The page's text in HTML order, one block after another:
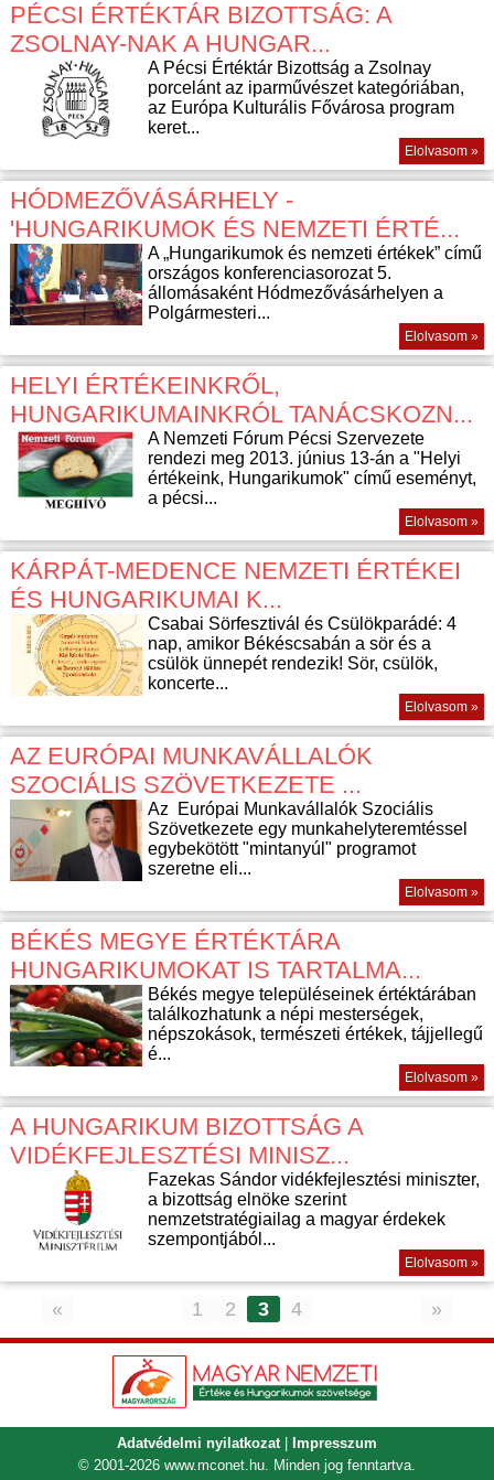
PÉCSI ÉRTÉKTÁR BIZOTTSÁG: A
ZSOLNAY-NAK A HUNGAR...
A Pécsi Értéktár Bizottság a Zsolnay
porcelánt az iparművészet kategóriában,
az Európa Kulturális Fővárosa program
keret...
Elolvasom »
HÓDMEZŐVÁSÁRHELY -
'HUNGARIKUMOK ÉS NEMZETI ÉRTÉ...
A „Hungarikumok és nemzeti értékek” című
országos konferenciasorozat 5.
állomásaként Hódmezővásárhelyen a
Polgármesteri...
Elolvasom »
HELYI ÉRTÉKEINKRŐL,
HUNGARIKUMAINKRÓL TANÁCSKOZN...
A Nemzeti Fórum Pécsi Szervezete
rendezi meg 2013. június 13-án a "Helyi
értékeink, Hungarikumok" című eseményt,
a pécsi...
Elolvasom »
KÁRPÁT-MEDENCE NEMZETI ÉRTÉKEI
ÉS HUNGARIKUMAI K...
Csabai Sörfesztivál és Csülökparádé: 4
nap, amikor Békéscsabán a sör és a
csülök ünnepét rendezik! Sör, csülök,
koncerte...
Elolvasom »
AZ EURÓPAI MUNKAVÁLLALÓK
SZOCIÁLIS SZÖVETKEZETE ...
Az Európai Munkavállalók Szociális
Szövetkezete egy munkahelyteremtéssel
egybekötött "mintanyúl" programot
szeretne eli...
Elolvasom »
BÉKÉS MEGYE ÉRTÉKTÁRA
HUNGARIKUMOKAT IS TARTALMA...
Békés megye településeinek értéktárában
találkozhatunk a népi mesterségek,
népszokások, természeti értékek, tájjellegű
é...
Elolvasom »
A HUNGARIKUM BIZOTTSÁG A
VIDÉKFEJLESZTÉSI MINISZ...
Fazekas Sándor vidékfejlesztési miniszter,
a bizottság elnöke szerint
nemzetstratégiailag a magyar érdekek
szempontjából...
Elolvasom »
« 1 2 3 4 »
Adatvédelmi nyilatkozat|
Impresszum
© 2001-2026 www.mconet.hu. Minden jog fenntartva.